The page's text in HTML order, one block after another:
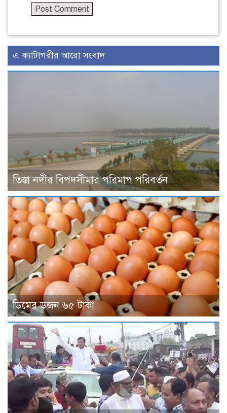
এ ক্যাটাগরীর আরো সংবাদ
তিস্তা নদীর বিপদসীমার পরিমাপ পরিবর্তন
ডিমের ডজন ৬৫ টাকা